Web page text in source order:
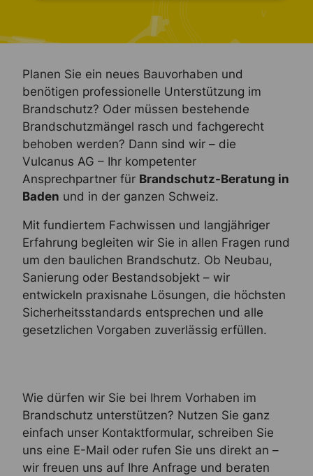
Planen Sie ein neues Bauvorhaben und
benötigen professionelle Unterstützung im
Brandschutz? Oder müssen bestehende
Brandschutzmängel rasch und fachgerecht
behoben werden? Dann sind wir – die
Vulcanus AG – Ihr kompetenter
Ansprechpartner für Brandschutz-Beratung in
Baden und in der ganzen Schweiz.
Mit fundiertem Fachwissen und langjähriger
Erfahrung begleiten wir Sie in allen Fragen rund
um den baulichen Brandschutz. Ob Neubau,
Sanierung oder Bestandsobjekt – wir
entwickeln praxisnahe Lösungen, die höchsten
Sicherheitsstandards entsprechen und alle
gesetzlichen Vorgaben zuverlässig erfüllen.
Wie dürfen wir Sie bei Ihrem Vorhaben im
Brandschutz unterstützen? Nutzen Sie ganz
einfach unser Kontaktformular, schreiben Sie
uns eine E-Mail oder rufen Sie uns direkt an –
wir freuen uns auf Ihre Anfrage und beraten